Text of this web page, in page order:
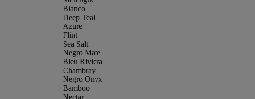
Blanco
Deep Teal
Azure
Flint
Sea Salt
Negro Mate
Bleu Riviera
Chambray
Negro Onyx
Bamboo
Nectar